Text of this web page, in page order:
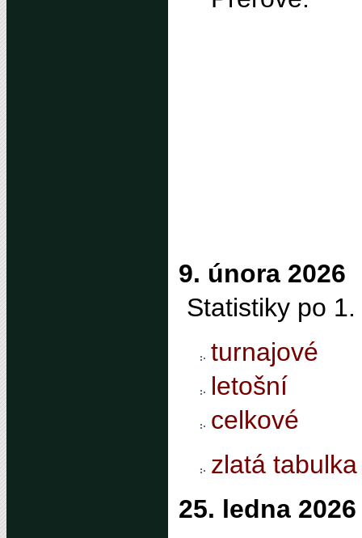
9. února 2026
Statistiky po
turnajové
letošní
celkové
zlatá tabulka
25. ledna 2026